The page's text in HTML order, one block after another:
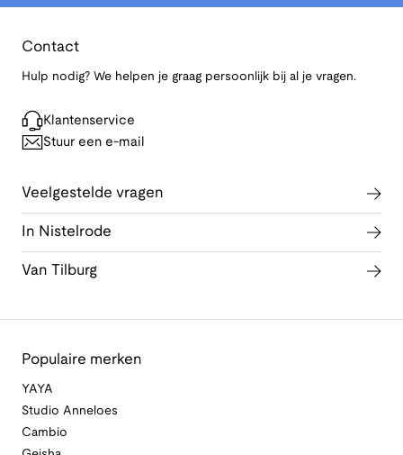
Contact
Hulp nodig? We helpen je graag persoonlijk bij al je vragen.
Klantenservice
Stuur een e-mail
Veelgestelde vragen
In Nistelrode
Van Tilburg
Populaire merken
YAYA
Studio Anneloes
Cambio